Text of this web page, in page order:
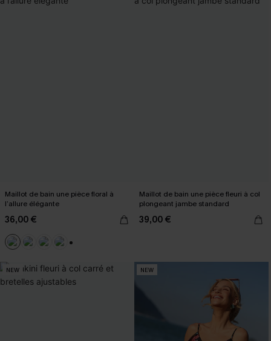
Maillot de bain une pièce floral à
l’allure élégante
36,00 €
Maillot de bain une pièce fleuri à col
plongeant jambe standard
39,00 €
NEW NEW